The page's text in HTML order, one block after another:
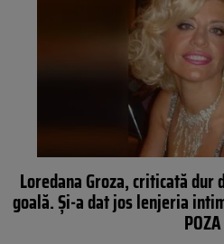
Loredana Groza, criticată dur
goală. Şi-a dat jos lenjeria
POZA